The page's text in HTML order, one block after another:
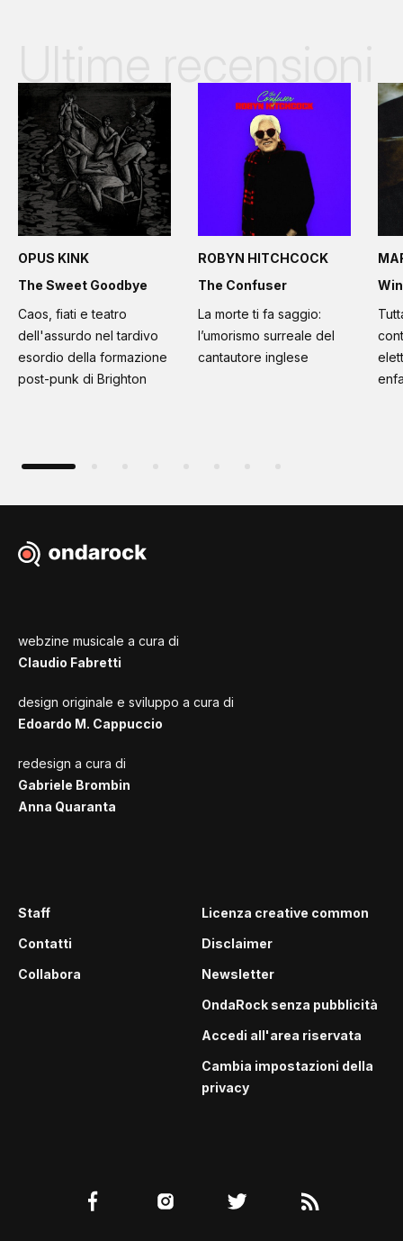
OPUS KINK
The Sweet Goodbye
Caos, fiati e teatro
dell'assurdo nel tardivo
esordio della formazione
post-punk di Brighton
ROBYN HITCHCOCK
The Confuser
La morte ti fa saggio:
l’umorismo surreale del
cantautore inglese
webzine musicale a cura di
Claudio Fabretti
design originale e sviluppo a cura di
Edoardo M. Cappuccio
redesign a cura di
Gabriele Brombin
Anna Quaranta
Staff
Contatti
Collabora
Licenza creative common
Disclaimer
Newsletter
OndaRock senza pubblicità
Accedi all'area riservata
Cambia impostazioni della
privacy